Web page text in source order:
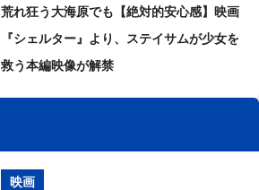
荒れ狂う大海原でも【絶対的安心感】映画
『シェルター』より、ステイサムが少女を
救う本編映像が解禁
映画